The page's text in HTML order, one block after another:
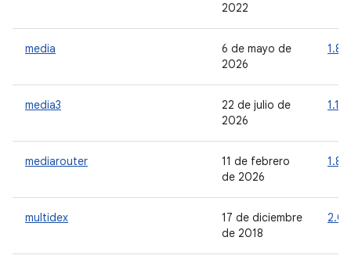
2022
media
6 de mayo de
2026
media3
22 de julio de
2026
mediarouter
11 de febrero
de 2026
1.8.1
multidex
17 de diciembre
de 2018
2.0.1